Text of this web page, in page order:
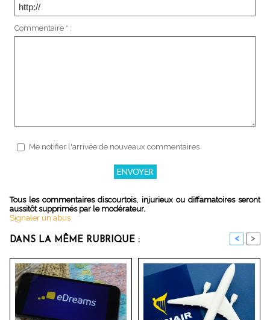
Commentaire * :
Me notifier l'arrivée de nouveaux commentaires
Tous les commentaires discourtois, injurieux ou diffamatoires seront
aussitôt supprimés par le modérateur.
Signaler un abus
DANS LA MÊME RUBRIQUE : < >